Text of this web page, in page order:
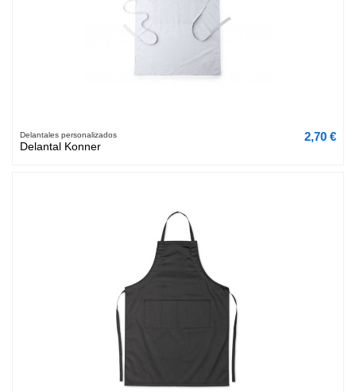
Delantales personalizados
Delantal Konner
2,70 €